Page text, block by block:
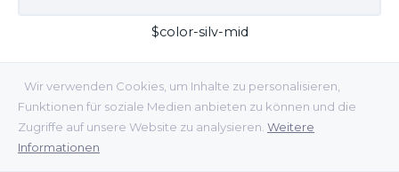
Wir verwenden Cookies, um Inhalte zu personalisieren,
Funktionen für soziale Medien anbieten zu können und die
Zugriffe auf unsere Website zu analysieren. Weitere
Informationen
$color-silv-mid